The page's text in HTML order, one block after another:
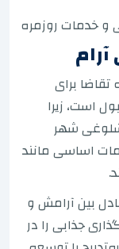
خدمات روزمره
برای
است، زیرا
شلوغی شهر
اساسی مانند
بین آرامش و
جذابی را در